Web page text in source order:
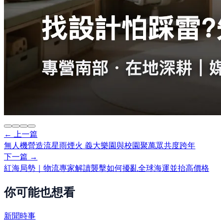
← 上一篇
無人機營造流星雨煙火 義大樂園與校園聚萬眾共度跨年
下一篇 →
紅海局勢｜物流專家解讀襲擊如何擾亂全球海運並抬高價格
你可能也想看